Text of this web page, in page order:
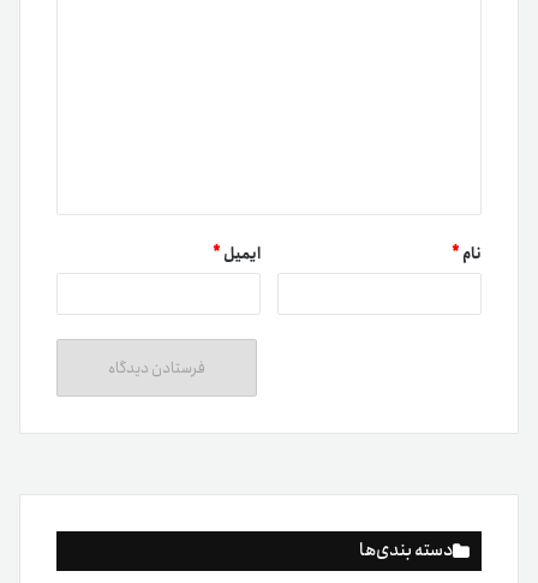
دسته بندی‌ها
نام* ایمیل*